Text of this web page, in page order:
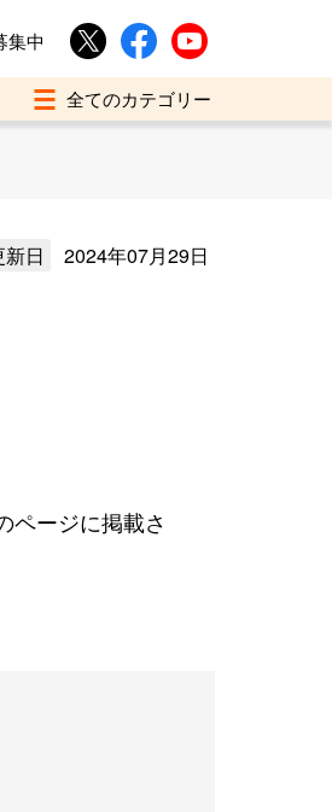
集中
新日 2024年07月29日
ページに掲載さ